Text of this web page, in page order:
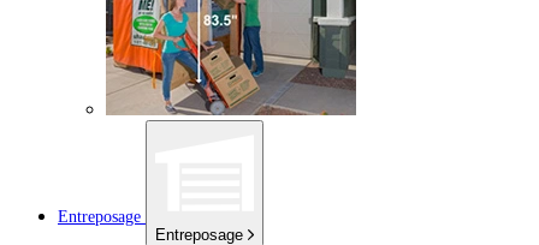
Entreposage
Entreposage